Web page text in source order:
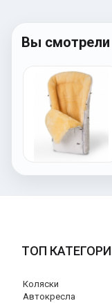
Вы смотрели
ТОП
Коляски
Автокресла